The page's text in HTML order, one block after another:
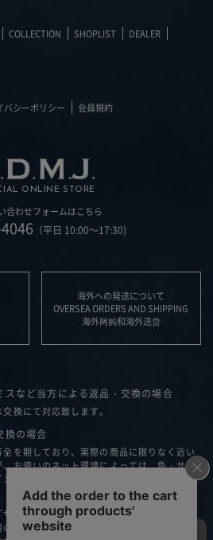
COLLECTION SHOPLIST
DEALER
バシーポリシー 会員規約
ONLINE STORE
合わせフォームはこちら
（平日 10:00～17:30)
海外への発送について
OVERSEA ORDERS AND SHIPPING
海外网购和海外送货
スなど当方による返品・交換の場合
換にて対応致します。
換の場合
を期しており、実際の商品に限りなく近い
お使いのネット環境によっては、色・サイ
ージと異なる可能性もございますこと、ご
イズが合わない」などお客様の都合で返
場合のみ商品到着後７日以内に弊社へ、お